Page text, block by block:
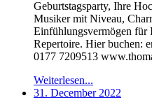
Geburtstagsparty, Ihre
Musiker mit Niveau,
Einfühlungsvermögen für
Repertoire. Hier buchen:
0177 7209513
Weiterlesen...
31. December 2022